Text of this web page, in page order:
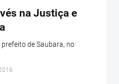
na Justiça e
de Saubara, no